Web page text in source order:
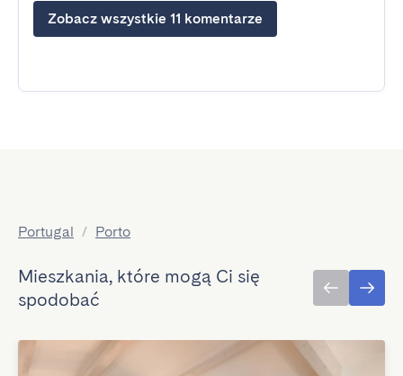
Zobacz wszystkie 11 komentarze
Portugal / Porto
Mieszkania, które mogą Ci się
spodobać